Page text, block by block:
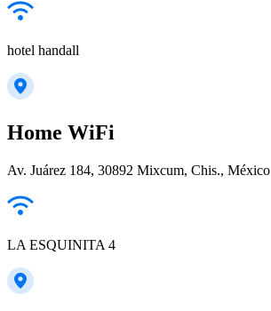
hotel handall
Home WiFi
Av. Juárez 184, 30892 Mixcum, Chis., México
LA ESQUINITA 4